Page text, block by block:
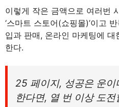
이렇게 작은 금액으로 여러번
‘스마트 스토어(쇼핑몰)’이고
입과 판매, 온라인 마케팅에
한다.
25 페이지, 성공은 운
한다면, 열 번 이상 도